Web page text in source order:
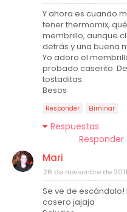
Y ahora es cuando
tener thermomix,
membrillo, aunque
detrás y una buena
Yo adoro el
probado caserito.
tostaditas.
Besos
Responder Eliminar
Respuestas
Responder
Mari
26 de noviembre de
Se ve de
casero jajaja